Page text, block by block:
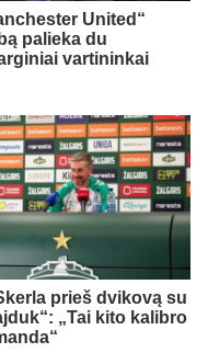
United“
palieka du
vartininkai
prieš dvikovą su
„Tai kito kalibro